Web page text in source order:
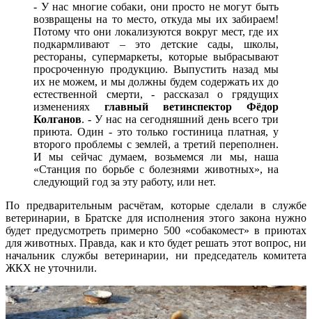
- У нас многие собаки, они просто не могут быть
возвращены на то место, откуда мы их забираем!
Потому что они локализуются вокруг мест, где их
подкармливают – это детские сады, школы,
рестораны, супермаркеты, которые выбрасывают
просроченную продукцию. Выпустить назад мы
их не можем, и мы должны будем содержать их до
естественной смерти, - рассказал о грядущих
изменениях главный ветинспектор Фёдор
Колганов. - У нас на сегодняшний день всего три
приюта. Один - это только гостиница платная, у
второго проблемы с землей, а третий переполнен.
И мы сейчас думаем, возьмемся ли мы, наша
«Станция по борьбе с болезнями животных», на
следующий год за эту работу, или нет.
По предварительным расчётам, которые сделали в службе
ветеринарии, в Братске для исполнения этого закона нужно
будет предусмотреть примерно 500 «собакомест» в приютах
для животных. Правда, как и кто будет решать этот вопрос, ни
начальник службы ветеринарии, ни председатель комитета
ЖКХ не уточнили.